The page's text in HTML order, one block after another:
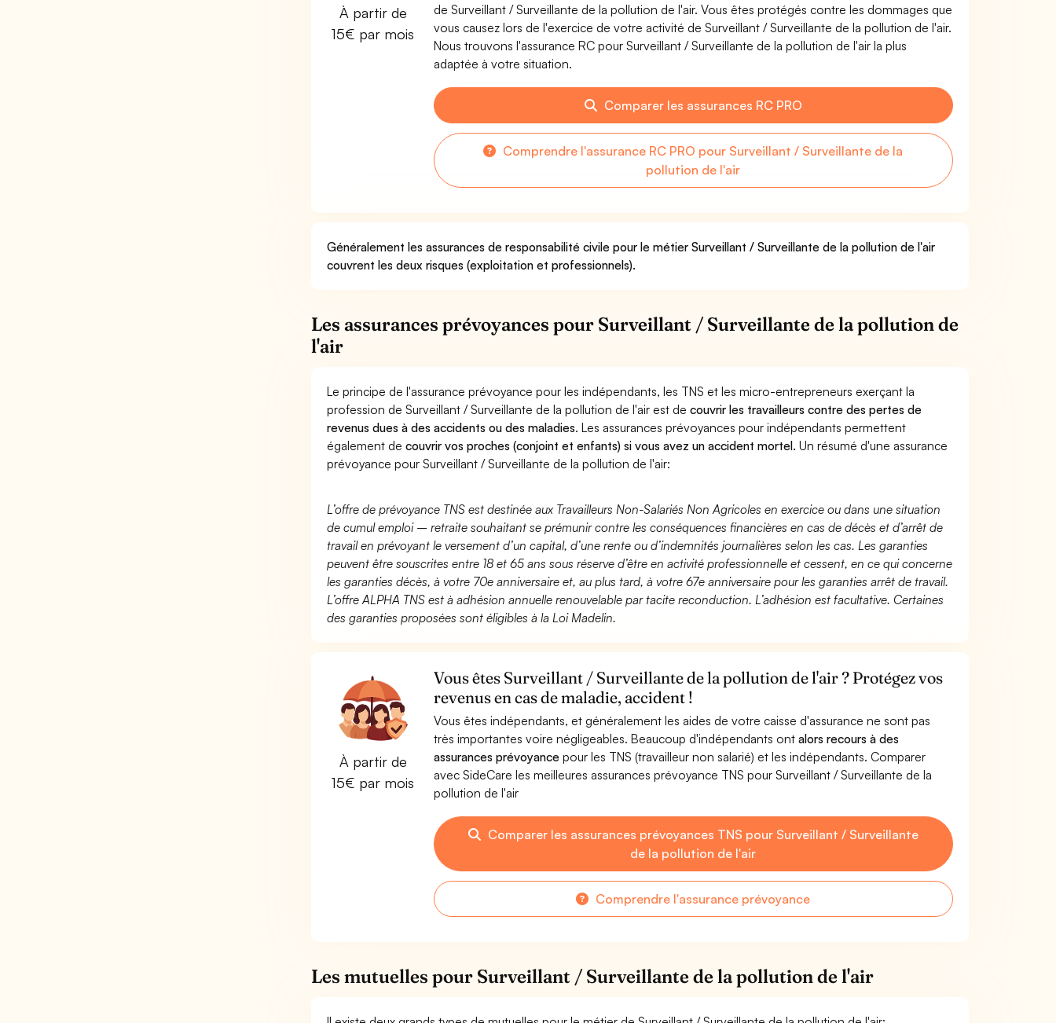
À partir de
15€ par mois
de Surveillant / Surveillante de la pollution de l'air. Vous êtes protégés contre les dommages que
vous causez lors de l'exercice de votre activité de Surveillant / Surveillante de la pollution de l'air.
Nous trouvons l'assurance RC pour Surveillant / Surveillante de la pollution de l'air la plus
adaptée à votre situation.
Comparer les assurances RC PRO
Comprendre l'assurance RC PRO pour Surveillant / Surveillante de la
pollution de l'air
Généralement les assurances de responsabilité civile pour le métier Surveillant / Surveillante de la pollution de l'air
couvrent les deux risques (exploitation et professionnels).
Les assurances prévoyances pour Surveillant / Surveillante de la pollution de
l'air
Le principe de l'assurance prévoyance pour les indépendants, les TNS et les micro-entrepreneurs exerçant la
profession de Surveillant / Surveillante de la pollution de l'air est decouvrir les travailleurs contre des pertes de
revenus dues à des accidents ou des maladies. Les assurances prévoyances pour indépendants permettent
également decouvrir vos proches (conjoint et enfants) si vous avez un accident mortel. Un résumé d'une assurance
prévoyance pour Surveillant / Surveillante de la pollution de l'air:
L’offre de prévoyance TNS est destinée aux Travailleurs Non-Salariés Non Agricoles en exercice ou dans une situation
de cumul emploi – retraite souhaitant se prémunir contre les conséquences financières en cas de décès et d’arrêt de
travail en prévoyant le versement d’un capital, d’une rente ou d’indemnités journalières selon les cas. Les garanties
peuvent être souscrites entre 18 et 65 ans sous réserve d’être en activité professionnelle et cessent, en ce qui concerne
les garanties décès, à votre 70e anniversaire et, au plus tard, à votre 67e anniversaire pour les garanties arrêt de travail.
L’offre ALPHA TNS est à adhésion annuelle renouvelable par tacite reconduction. L’adhésion est facultative. Certaines
des garanties proposées sont éligibles à la Loi Madelin.
À partir de
15€ par mois
Vous êtes Surveillant / Surveillante de la pollution de l'air ? Protégez vos
revenus en cas de maladie, accident !
Vous êtes indépendants, et généralement les aides de votre caisse d'assurance ne sont pas
très importantes voire négligeables. Beaucoup d'indépendants ont alors recours à des
assurances prévoyancepour les TNS (travailleur non salarié) et les indépendants. Comparer
avec SideCare les meilleures assurances prévoyance TNS pour Surveillant / Surveillante de la
pollution de l'air
Comparer les assurances prévoyances TNS pour Surveillant / Surveillante
de la pollution de l'air
Comprendre l'assurance prévoyance
Les mutuelles pour Surveillant / Surveillante de la pollution de l'air